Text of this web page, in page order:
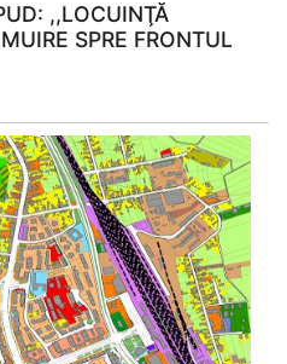
,,LOCUINŢĂ
SPRE FRONTUL